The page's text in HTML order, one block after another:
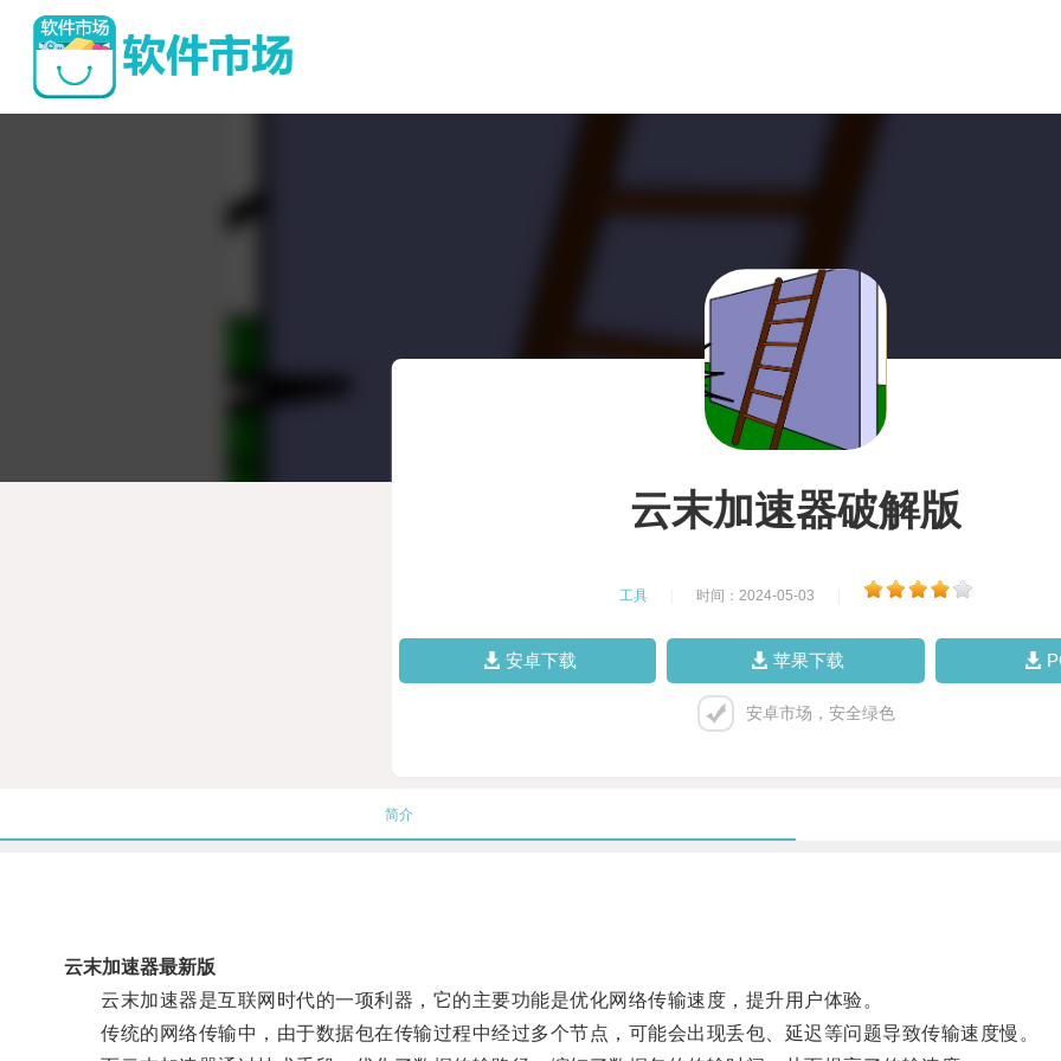
云末加速器破解版
工具 时间：2024-05-03
安卓下载 苹果下载
安卓市场，安全绿色
简介
云末加速器最新版
云末加速器是互联网时代的一项利器，它的主要功能是优化网络传输速度，提升用户体验。
传统的网络传输中，由于数据包在传输过程中经过多个节点，可能会出现丢包、延迟等问题导致传输速度慢。